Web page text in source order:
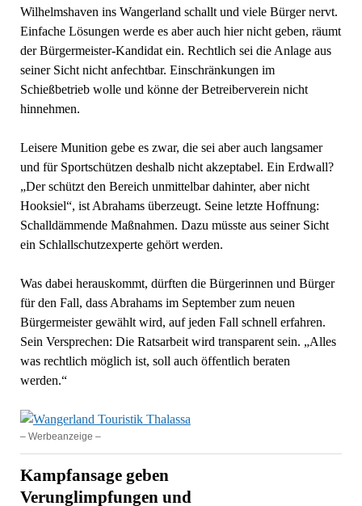
Wilhelmshaven ins Wangerland schallt und viele Bürger nervt.
Einfache Lösungen werde es aber auch hier nicht geben, räumt
der Bürgermeister-Kandidat ein. Rechtlich sei die Anlage aus
seiner Sicht nicht anfechtbar. Einschränkungen im
Schießbetrieb wolle und könne der Betreiberverein nicht
hinnehmen.
Leisere Munition gebe es zwar, die sei aber auch langsamer
und für Sportschützen deshalb nicht akzeptabel. Ein Erdwall?
„Der schützt den Bereich unmittelbar dahinter, aber nicht
Hooksiel“, ist Abrahams überzeugt. Seine letzte Hoffnung:
Schalldämmende Maßnahmen. Dazu müsste aus seiner Sicht
ein Schlallschutzexperte gehört werden.
Was dabei herauskommt, dürften die Bürgerinnen und Bürger
für den Fall, dass Abrahams im September zum neuen
Bürgermeister gewählt wird, auf jeden Fall schnell erfahren.
Sein Versprechen: Die Ratsarbeit wird transparent sein. „Alles
was rechtlich möglich ist, soll auch öffentlich beraten
werden.“
– Werbeanzeige –
Kampfansage geben
Verunglimpfungen und